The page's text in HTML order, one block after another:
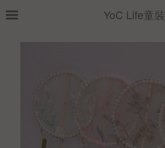
YoC Life童裝